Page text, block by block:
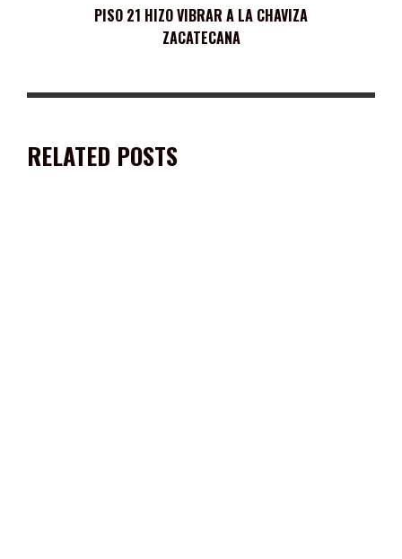
PISO 21 HIZO VIBRAR A LA CHAVIZA
ZACATECANA
RELATED POSTS